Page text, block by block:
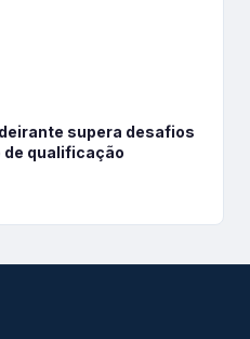
supera desafios
de qualificação